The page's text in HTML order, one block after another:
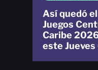
Así quedó
Juegos
Caribe
este